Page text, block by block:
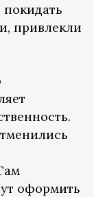
привлекли
оформить